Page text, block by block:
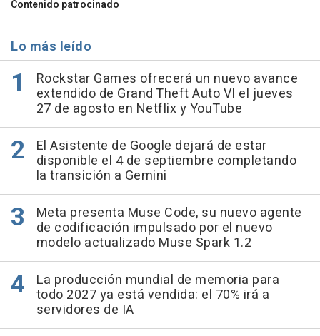
Contenido patrocinado
Lo más leído
Rockstar Games ofrecerá un nuevo avance
extendido de Grand Theft Auto VI el jueves
27 de agosto en Netflix y YouTube
El Asistente de Google dejará de estar
disponible el 4 de septiembre completando
la transición a Gemini
Meta presenta Muse Code, su nuevo agente
de codificación impulsado por el nuevo
modelo actualizado Muse Spark 1.2
La producción mundial de memoria para
todo 2027 ya está vendida: el 70% irá a
servidores de IA